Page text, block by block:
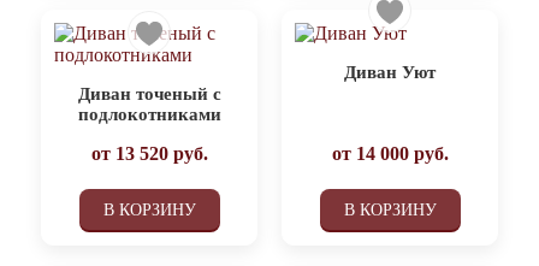
Диван точеный с
подлокотниками
от 13 520руб.
В КОРЗИНУ
Диван Уют
от 14 000руб.
В КОРЗИНУ